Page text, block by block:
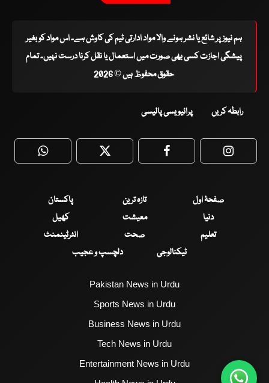
ہم نیوز پر شائع یا نشر ہونے والا مواد ادارتی ٹیم کی کاوش ہے۔ اس مواد کو بغیر
پیشگی اجازت کسی بھی صورت میں استعمال یا نقل کرنا درست نہیں۔ تمام
حقوق محفوظ ہیں © 2026
رابطہ کریں پرائیویسی پالیسی
WhatsApp Twitter Facebook
صفحۂ اول تازہ ترین
پاکستان
دنیا
معیشت
کھیل
تعلیم
صحت
انٹرٹینمنٹ
ٹیکنالوجی
دلچسپ و عجیب
Pakistan News in Urdu
Sports News in Urdu
Business News in Urdu
Tech News in Urdu
Entertainment News in Urdu